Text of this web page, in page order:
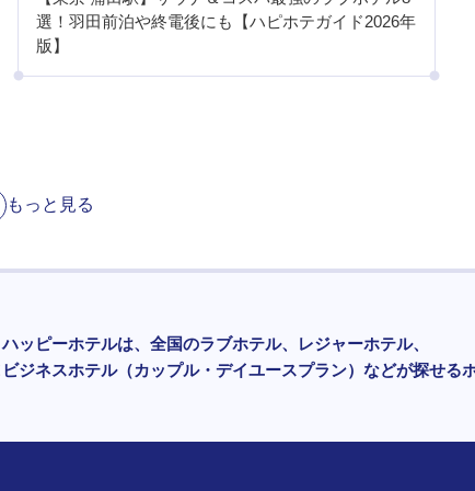
選！羽田前泊や終電後にも【ハピホテガイド2026年
版】
もっと見る
ハッピーホテルは、全国のラブホテル、レジャーホテル、
ビジネスホテル（カップル・デイユースプラン）などが探せる